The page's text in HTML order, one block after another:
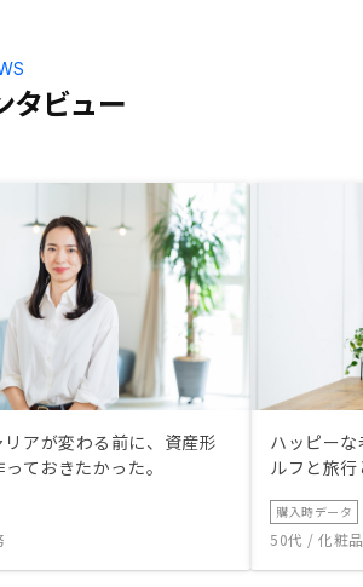
たします。
タビュー
アが変わる前に、資産形
ておきたかった。
ハッピー
ルフと旅
購入時データ
50代 / 化粧